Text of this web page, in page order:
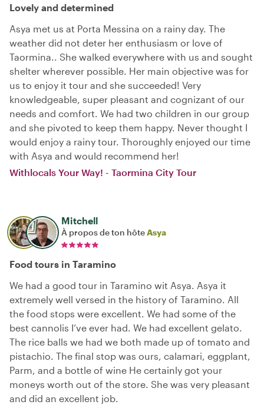
Lovely and determined
Asya met us at Porta Messina on a rainy day. The
weather did not deter her enthusiasm or love of
Taormina.. She walked everywhere with us and sought
shelter wherever possible. Her main objective was for
us to enjoy it tour and she succeeded! Very
knowledgeable, super pleasant and cognizant of our
needs and comfort. We had two children in our group
and she pivoted to keep them happy. Never thought I
would enjoy a rainy tour. Thoroughly enjoyed our time
with Asya and would recommend her!
Withlocals Your Way! - Taormina City Tour
Mitchell
À propos de ton hôteAsya
Food tours in Taramino
We had a good tour in Taramino wit Asya. Asya it
extremely well versed in the history of Taramino. All
the food stops were excellent. We had some of the
best cannolis I’ve ever had. We had excellent gelato.
The rice balls we had we both made up of tomato and
pistachio. The final stop was ours, calamari, eggplant,
Parm, and a bottle of wine He certainly got your
moneys worth out of the store. She was very pleasant
and did an excellent job.